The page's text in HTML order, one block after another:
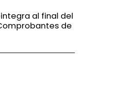
al final del
de